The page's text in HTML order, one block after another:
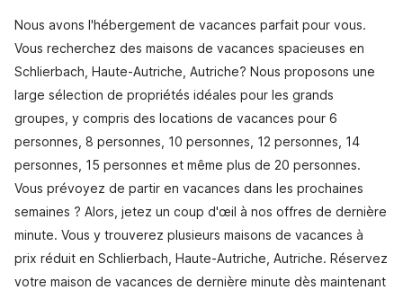
Nous avons l'hébergement de vacances parfait pour vous.
Vous recherchez des maisons de vacances spacieuses en
Schlierbach, Haute-Autriche, Autriche? Nous proposons une
large sélection de propriétés idéales pour les grands
groupes, y compris des locations de vacances pour 6
personnes, 8 personnes, 10 personnes, 12 personnes, 14
personnes, 15 personnes et même plus de 20 personnes.
Vous prévoyez de partir en vacances dans les prochaines
semaines ? Alors, jetez un coup d'œil à nos offres de dernière
minute. Vous y trouverez plusieurs maisons de vacances à
prix réduit en Schlierbach, Haute-Autriche, Autriche. Réservez
votre maison de vacances de dernière minute dès maintenant